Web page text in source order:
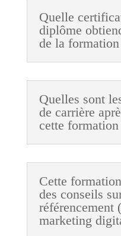
Quelle
diplôme
de la formation
Quelles sont
de carrière
cette formation
Cette
des conseils
référencement
marketing